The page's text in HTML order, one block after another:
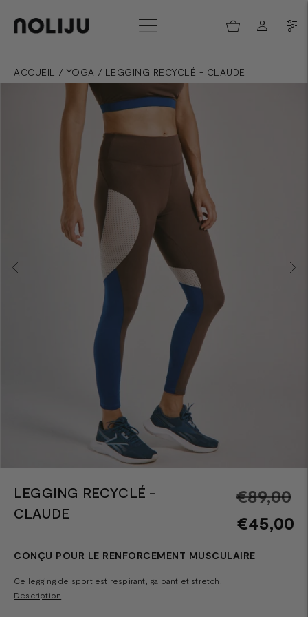
ACCUEIL / YOGA / LEGGING RECYCLÉ - CLAUDE
LEGGING RECYCLÉ -
CLAUDE
€89,00
€45,00
CONÇU POUR LE RENFORCEMENT MUSCULAIRE
Ce legging de sport est respirant, galbant et stretch.
Description